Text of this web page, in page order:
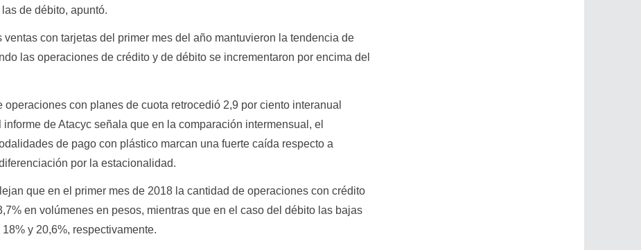
de débito, apuntó.
ventas con tarjetas del primer mes del año mantuvieron la tendencia de
las operaciones de crédito y de débito se incrementaron por encima del
operaciones con planes de cuota retrocedió 2,9 por ciento interanual
de Atacyc señala que en la comparación intermensual, el
de pago con plástico marcan una fuerte caída respecto a
por la estacionalidad.
que en el primer mes de 2018 la cantidad de operaciones con crédito
en volúmenes en pesos, mientras que en el caso del débito las bajas
y 20,6%, respectivamente.